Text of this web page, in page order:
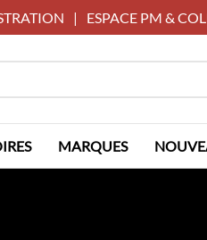
| ESPACE PM &
MARQUES